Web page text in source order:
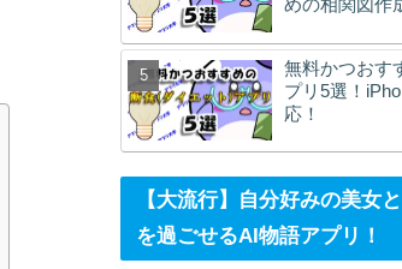
めの相関図作
無料かつおす
プリ5選！
応！
【大流行】自分好みの美女
を過ごせるAI物語アプリ！